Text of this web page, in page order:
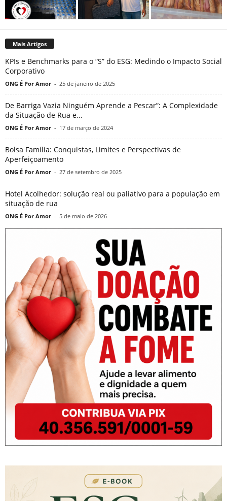
Mais Artigos
KPIs e Benchmarks para o “S” do ESG: Medindo o Impacto Social
Corporativo
ONG É Por Amor - 25 de janeiro de 2025
De Barriga Vazia Ninguém Aprende a Pescar”: A Complexidade
da Situação de Rua e...
ONG É Por Amor - 17 de março de 2024
Bolsa Família: Conquistas, Limites e Perspectivas de
Aperfeiçoamento
ONG É Por Amor - 27 de setembro de 2025
Hotel Acolhedor: solução real ou paliativo para a população em
situação de rua
ONG É Por Amor - 5 de maio de 2026